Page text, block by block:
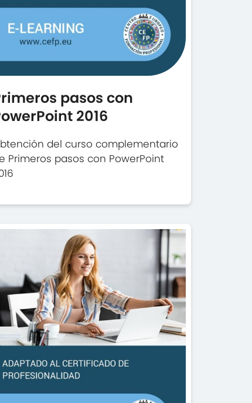
pasos con
2016
del curso complementario
Primeros pasos con PowerPoint